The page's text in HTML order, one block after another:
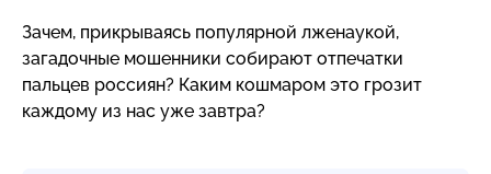
Зачем, прикрываясь популярной лженаукой,
загадочные мошенники собирают отпечатки
пальцев россиян? Каким кошмаром это грозит
каждому из нас уже завтра?